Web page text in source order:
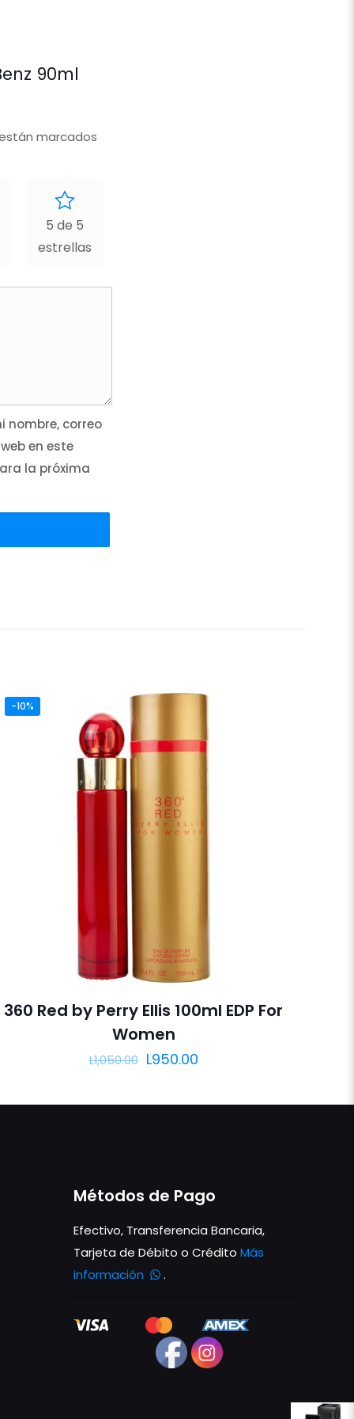
90ml
marcados
5 de 5
estrellas
nombre, correo
en este
la próxima
-10%
360 Red by Perry Ellis 100ml EDP For
Women
L1,050.00 El
original
L950.00El
actual
Métodos de Pago
Efectivo, Transferencia Bancaria,
Tarjeta de Débito o CréditoMás
información
.